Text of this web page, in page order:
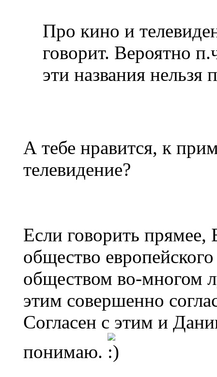
Про кино и
говорит. Вероятно
эти названия нельзя
А тебе нравится, к
телевидение?
Если говорить прямее,
общество
обществом во-многом
этим совершенно
Согласен с этим и
понимаю.